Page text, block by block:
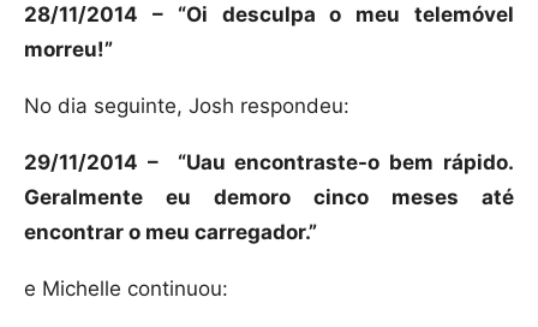
28/11/2014 – “Oi desculpa o meu telemóvel
morreu!”
No dia seguinte, Josh respondeu:
29/11/2014 – “Uau encontraste-o bem rápido.
Geralmente eu demoro cinco meses até
encontrar o meu carregador.”
e Michelle continuou: